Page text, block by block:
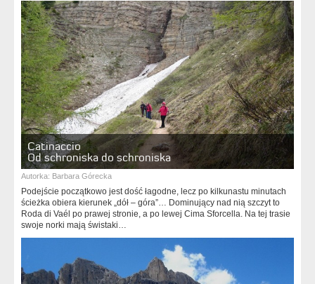
Catinaccio
Od schroniska do schroniska
Autorka: Barbara Górecka
Podejście początkowo jest dość łagodne, lecz po kilkunastu minutach
ścieżka obiera kierunek „dół – góra”… Dominujący nad nią szczyt to
Roda di Vaél po prawej stronie, a po lewej Cima Sforcella. Na tej trasie
swoje norki mają świstaki…